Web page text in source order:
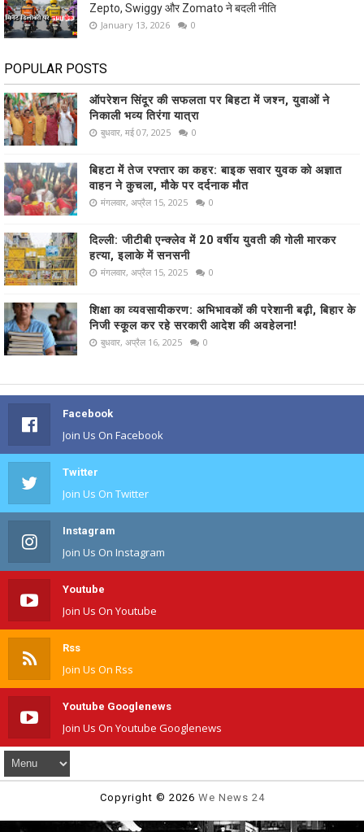
Zepto, Swiggy और Zomato ने बदली नीति
January 13, 2026 0
POPULAR POSTS
ऑपरेशन सिंदूर की सफलता पर बिहटा में जश्न, युवाओं ने
निकाली भव्य तिरंगा यात्रा
बुधवार, मई 07, 2025 0
बिहटा में तेज रफ्तार का कहर: बाइक सवार युवक को अज्ञात
वाहन ने कुचला, मौके पर दर्दनाक मौत
मंगलवार, अप्रैल 15, 2025 0
दिल्ली: जीटीबी एन्क्लेव में 20 वर्षीय युवती की गोली मारकर
हत्या, इलाके में सनसनी
मंगलवार, अप्रैल 15, 2025 0
शिक्षा का व्यवसायीकरण: अभिभावकों की परेशानी बढ़ी, बिहार के
निजी स्कूल कर रहे सरकारी आदेश की अवहेलना!
बुधवार, अप्रैल 16, 2025 0
Facebook
Join Us On Facebook
Twitter
Join Us On Twitter
Instagram
Join Us On Instagram
Youtube
Join Us On Youtube
Rss
Join Us On Rss
Youtube Googlenews
Join Us On Youtube Googlenews
Copyright © 2026 We News 24